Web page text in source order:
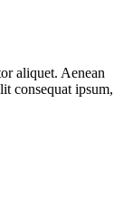
aliquet. Aenean
consequat ipsum,